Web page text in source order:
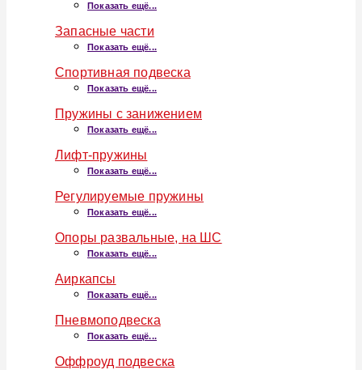
Показать ещё...
Запасные части
Показать ещё...
Спортивная подвеска
Показать ещё...
Пружины с занижением
Показать ещё...
Лифт-пружины
Показать ещё...
Регулируемые пружины
Показать ещё...
Опоры развальные, на ШС
Показать ещё...
Аиркапсы
Показать ещё...
Пневмоподвеска
Показать ещё...
Оффроуд подвеска